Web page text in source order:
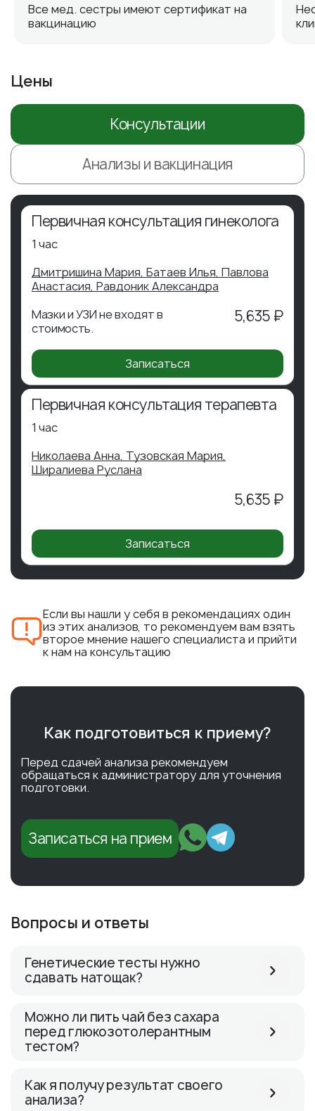
Все мед. сестры имеют сертификат на
вакцинацию
Цены
Консультации
Анализы и вакцинация
Первичная консультация гинеколога
1 час
5,635 ₽
Дмитришина Мария, Батаев Илья, Павлова
Анастасия, Равдоник Александра
Мазки и УЗИ не входят в
стоимость.
Записаться
Первичная консультация терапевта
1 час
5,635 ₽
Николаева Анна, Тузовская Мария,
Ширалиева Руслана
Записаться
Если вы нашли у себя в рекомендациях один
из этих анализов, то рекомендуем вам взять
второе мнение нашего специалиста и прийти
к нам на консультацию
Как подготовиться к приему?
Перед сдачей анализа рекомендуем
обращаться к администратору для уточнения
подготовки.
Записаться на прием
Вопросы и ответы
Генетические тесты нужно
сдавать натощак?
Можно ли пить чай без сахара
перед глюкозотолерантным
тестом?
Как я получу результат своего
анализа?